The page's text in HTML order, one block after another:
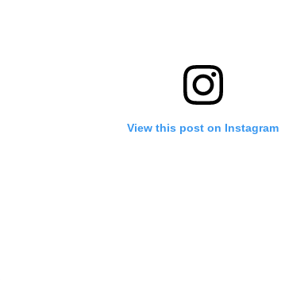
View this post on Instagram